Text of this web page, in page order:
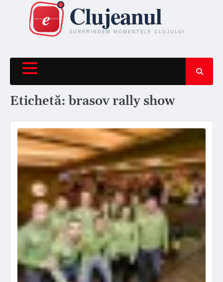
content
Etichetă:brasov rally show